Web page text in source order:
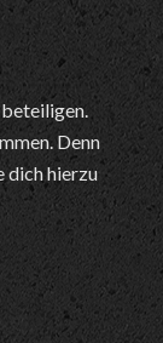
Denn
dich hierzu